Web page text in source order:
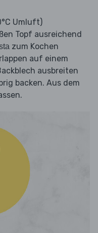
Umluft)
Topf ausreichend
zum Kochen
auf einem
ausbreiten
backen. Aus dem